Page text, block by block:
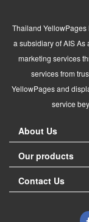
Thailand
a subsidiary of AIS
marketing services
services from
YellowPages and
service
About Us
Our products
Contact Us